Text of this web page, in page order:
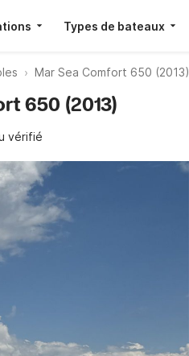
Types de bateaux
Mar Sea Comfort 650 (2013)
650 (2013)
vérifié